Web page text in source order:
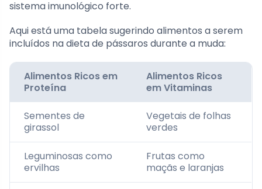
sistema imunológico forte.
Aqui está uma tabela sugerindo alimentos a serem
incluídos na dieta de pássaros durante a muda:
Alimentos Ricos em
Proteína
Alimentos Ricos
em Vitaminas
Sementes de
girassol
Vegetais de folhas
verdes
Leguminosas como
ervilhas
Frutas como
maçãs e laranjas